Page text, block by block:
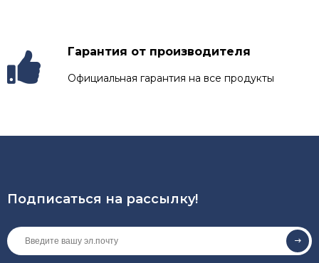
Гарантия от производителя
Официальная гарантия на все продукты
Подписаться на рассылкy!